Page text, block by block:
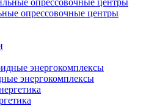
опрессовочные центры
энергокомплексы